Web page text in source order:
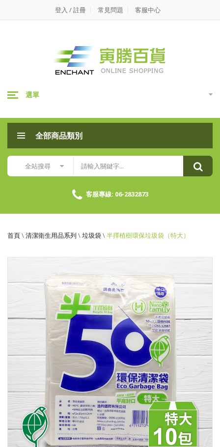
勝
半
擇
植
樹
環
保
圾
袋
(特
大)
登入 / 註冊 常見問題 客服中心
選單
全部商品類別
全站搜尋
客服專線: 06-2832873
首頁\清潔衛生用品系列 \垃圾袋\半擇植樹環保垃圾袋（特大）